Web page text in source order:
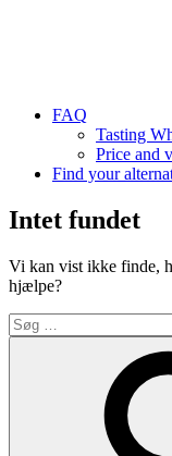
FAQ
Tasting
Price and
Find your
Intet fundet
Vi kan vist ikke finde,
hjælpe?
Søg
efter: